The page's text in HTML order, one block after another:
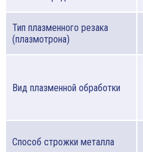
Тип плазменного резака
(плазмотрона)
Вид плазменной обработки
Способ строжки металла